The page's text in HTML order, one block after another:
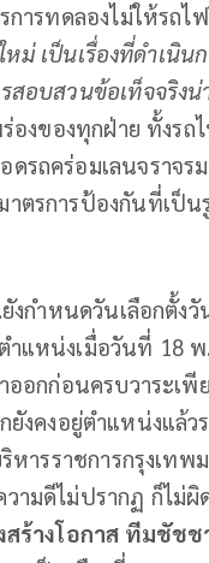
ารทดลองไม่ให้รถไ
ใหม่ เป็นเรื่องที่ดำเ
บสวนข้อเท็จจริงน่
งของทุกฝ่าย ทั้งรถ
รถคร่อมเลนจราจร
ตรการป้องกันที่เป็
งกำหนดวันเลือกตั้ง
ำแหน่งเมื่อวันที่ 18
ออกก่อนครบวาระเ
งคงอยู่ตำแหน่งแล้ว
หารราชการกรุงเท
ามดีไม่ปรากฏ ก็ไม่
สร้างโอกาส ทีมชัช